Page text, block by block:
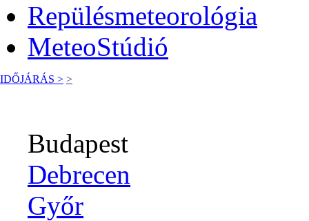
Repülésmeteorológia
MeteoStúdió
IDŐJÁRÁS > >
Budapest
Debrecen
Győr